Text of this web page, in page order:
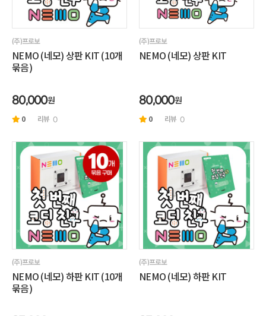
(주)프로보
NEMO (네모) 상판 KIT (10개
묶음)
80,000원
0 리뷰 0
(주)프로보
NEMO (네모) 상판 KIT
80,000원
0 리뷰 0
(주)프로보
NEMO (네모) 하판 KIT (10개
묶음)
(주)프로보
NEMO (네모) 하판 KIT